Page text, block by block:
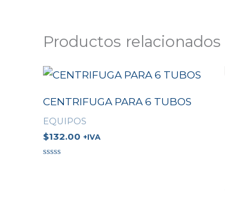
Productos relacionados
CENTRIFUGA PARA 6 TUBOS
EQUIPOS
$132.00 +IVA